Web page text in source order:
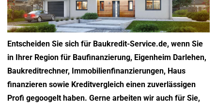
Entscheiden Sie sich für Baukredit-Service.de, wenn Sie
in Ihrer Region für Baufinanzierung, Eigenheim Darlehen,
Baukreditrechner, Immobilienfinanzierungen, Haus
finanzieren sowie Kreditvergleich einen zuverlässigen
Profi gegoogelt haben. Gerne arbeiten wir auch für Sie,